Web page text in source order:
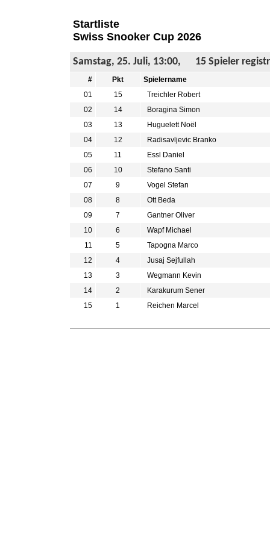
Startliste
Swiss Snooker Cup 2026
Samstag, 25. Juli, 13:00, 15 Spieler
# Pkt
Spielername
01
15
Treichler Robert
02
14
Boragina Simon
03
13
Huguelett Noël
04
12
Radisavljevic Branko
05
11
Essl Daniel
06
10
Stefano Santi
07
9
Vogel Stefan
08
8
Ott Beda
09
7
Gantner Oliver
10
6
Wapf Michael
11
5
Tapogna Marco
12
4
Jusaj Sejfullah
13
3
Wegmann Kevin
14
2
Karakurum Sener
15
1 Reichen Marcel